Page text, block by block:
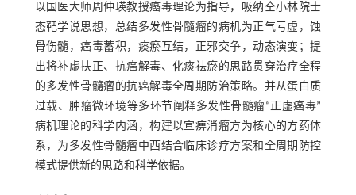
以国医大师周仲瑛教授癌毒理论为指导，吸纳仝小林院士
态靶学说思想，总结多发性骨髓瘤的病机为正气亏虚，蚀
骨伤髓，癌毒蓄积，痰瘀互结，正邪交争，动态演变；提
出将补虚扶正、抗癌解毒、化痰祛瘀的思路贯穿治疗全程
的多发性骨髓瘤的抗癌解毒全周期防治策略。并从蛋白质
过载、肿瘤微环境等多环节阐释多发性骨髓瘤“正虚癌毒”
病机理论的科学内涵，构建以宣痹消瘤方为核心的方药体
系，为多发性骨髓瘤中西结合临床诊疗方案和全周期防控
模式提供新的思路和科学依据。